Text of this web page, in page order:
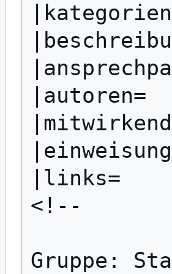
|autoren=
|links=
<!--
Gruppe: